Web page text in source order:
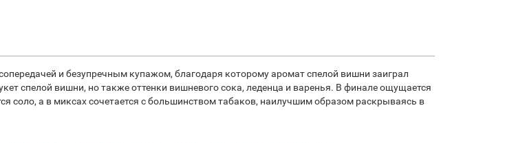
и безупречным купажом, благодаря которому аромат спелой вишни заиграл
спелой вишни, но также оттенки вишневого сока, леденца и варенья. В финале ощущается
соло, а в миксах сочетается с большинством табаков, наилучшим образом раскрываясь в